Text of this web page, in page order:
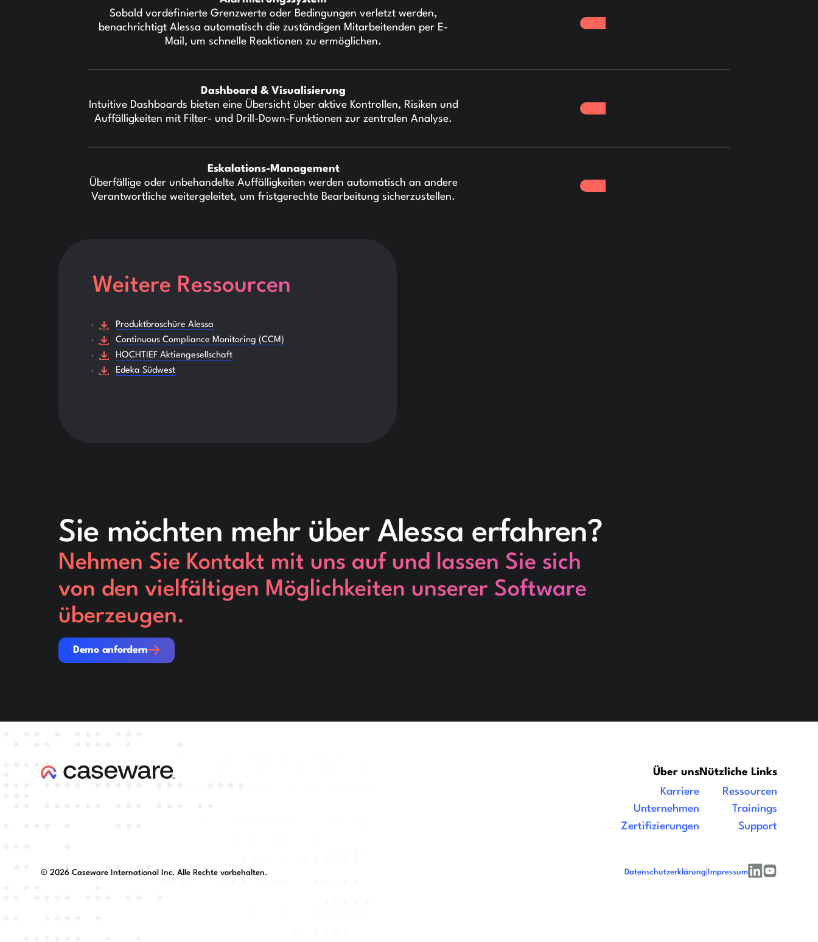
Sobald vordefinierte Grenzwerte oder Bedingungen verletzt werden,
benachrichtigt Alessa automatisch die zuständigen Mitarbeitenden per E-
Mail, um schnelle Reaktionen zu ermöglichen.
Dashboard & Visualisierung
Intuitive Dashboards bieten eine Übersicht über aktive Kontrollen, Risiken und
Auffälligkeiten mit Filter- und Drill-Down-Funktionen zur zentralen Analyse.
Eskalations-Management
Überfällige oder unbehandelte Auffälligkeiten werden automatisch an andere
Verantwortliche weitergeleitet, um fristgerechte Bearbeitung sicherzustellen.
Weitere Ressourcen
Produktbroschüre Alessa
Continuous Compliance Monitoring (CCM)
HOCHTIEF Aktiengesellschaft
Edeka Südwest
Sie möchten mehr über Alessa erfahren?
Nehmen Sie Kontakt mit uns auf und lassen Sie sich
von den vielfältigen Möglichkeiten unserer Software
überzeugen.
Demo anfordern
Demo anfordern
Über uns
Karriere
Unternehmen
Zertifizierungen
Nützliche Links
Ressourcen
Trainings
Support
©2026 Caseware International Inc. Alle Rechte vorbehalten. Datenschutzerklärung Impressum